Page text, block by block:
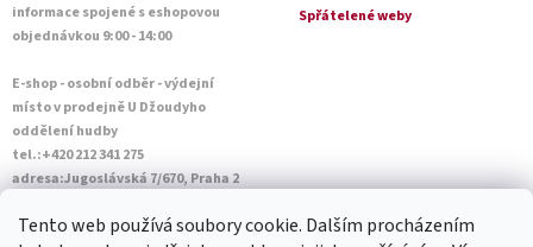
Tento web používá soubory cookie. Dalším procházením
informace spojené s eshopovou
objednávkou 9:00 - 14:00
E-shop - osobní odběr - výdejní
místo v prodejně U Džoudyho
oddělení hudby
tel.:+420 212 341 275
adresa:Jugoslávská 7/670, Praha 2
Sobota: 10:00 - 14:45
Spřátelené weby